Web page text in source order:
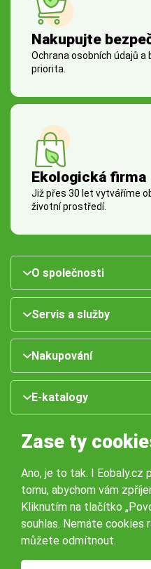
Nakupujte
Ochrana osobních údajů a
priorita.
Ekologická firma
Již přes 30 let vytváříme
životní prostředí.
O společnosti
Servis a služby
Nakupování
E-katalogy
Naše pobočky:
Obchodní podmínky
Zase ty
Ano, je to tak. I Eobaly.cz
tomu, abychom vám
Kliknutím na tlačítko
souhlas. Nemáte cookies
můžete odmítnout.